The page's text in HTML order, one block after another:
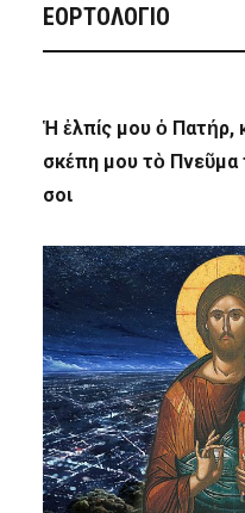
ΕΟΡΤΟΛΟΓΙΟ
Ἡ ἐλπίς μου ὁ Πατήρ,
σκέπη μου τὸ Πνεῦμα
σοι